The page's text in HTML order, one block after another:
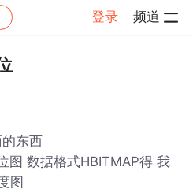
登录 频道
东西
图 数据格式HBITMAP得 我
图